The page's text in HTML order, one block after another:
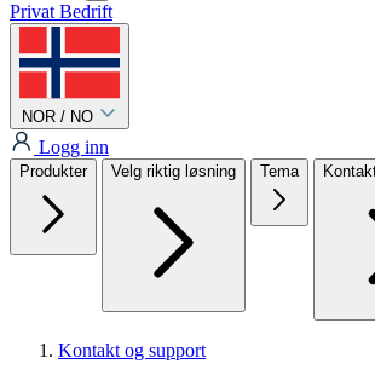
Privat Bedrift
NOR / NO
Logg inn
Produkter Velg riktig løsning Tema
Kontakt og support